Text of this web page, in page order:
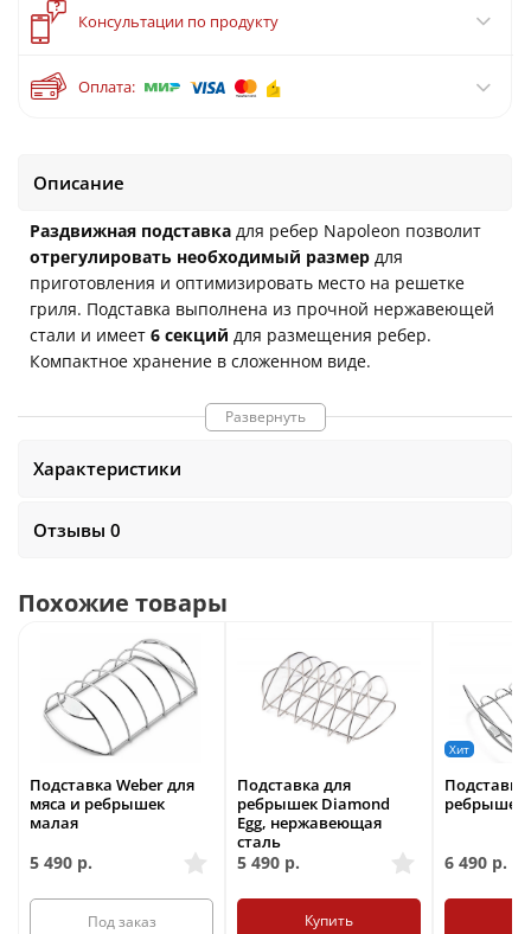
?
Консультации по продукту
Оплата:
Описание
Раздвижная подставка для ребер Napoleon позволит
отрегулировать необходимый размер для
приготовления и оптимизировать место на решетке
гриля. Подставка выполнена из прочной нержавеющей
стали и имеет 6 секций для размещения ребер.
Компактное хранение в сложенном виде.
Размеры подставки:54,5 x 9,5 x 6,5 см
Можно мыть в посудомоечной машине
Развернуть
Характеристики
Отзывы 0
Похожие товары
Подставка Weber для
мяса и ребрышек
малая
5 490 р.
Под заказ
Подставка для
ребрышек Diamond
Egg, нержавеющая
сталь
5 490 р.
Купить
Хит
ребрышек
6 490 р.